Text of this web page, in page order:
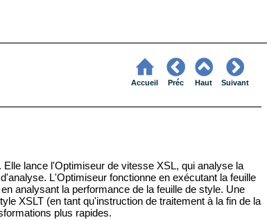
Accueil Préc Haut Suivant
lance l'Optimiseur de vitesse XSL, qui analyse la
L'Optimiseur fonctionne en exécutant la feuille
analysant la performance de la feuille de style. Une
XSLT (en tant qu'instruction de traitement à la fin de la
plus rapides.